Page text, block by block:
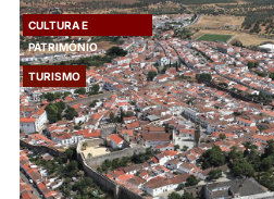
CULTURA E
PATRIMÓNIO
TURISMO